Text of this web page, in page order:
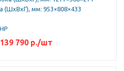
(ШхВхГ), мм: 953×808×433
139 790 р./шт